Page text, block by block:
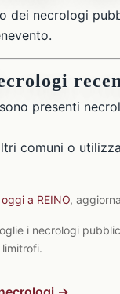
dei necrologi
presenti
comuni o
a REINO,
i necrologi
limitrofi.